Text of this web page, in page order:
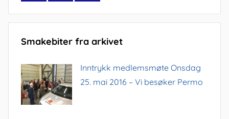
Smakebiter fra arkivet
Inntrykk medlemsmøte Onsdag
25. mai 2016 – Vi besøker Permo